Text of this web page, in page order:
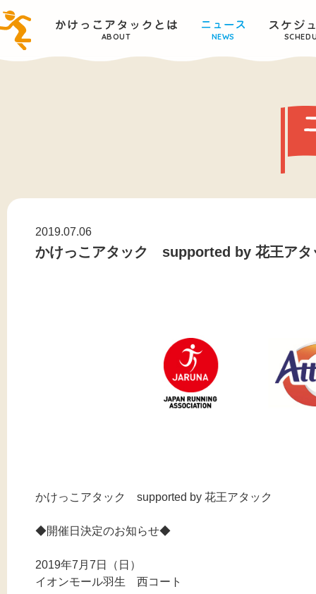
ABOUT NEWS
2019.07.06
かけっこアタック supported by 花王ア
かけっこアタック supported by 花王アタック
◆開催日決定のお知らせ◆
2019年7月7日（日）
イオンモール羽生 西コート